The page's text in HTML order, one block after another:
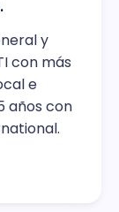
y
con más
e
años con